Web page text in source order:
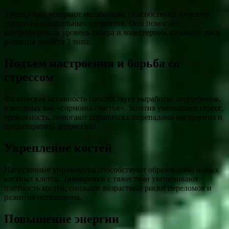
Тренировки ускоряют метаболизм, способствуют лучшему
усвоению питательных элементов. Они помогают
контролировать уровень сахара и холестерина, снижают риск
развития диабета 2 типа.
Подъем настроения и борьба со
стрессом
Физическая активность способствует выработке эндорфинов,
известных как «гормоны счастья». Занятия уменьшают стресс,
тревожность, помогают справится с перепадами настроения и
предотвратить депрессию.
Укрепление костей
Нагрузочные упражнения способствуют образованию новых
костных клеток. Тренировки с тяжестями увеличивают
плотность костей, снижают возрастные риски переломов и
развития остеопороза.
Повышение энергии